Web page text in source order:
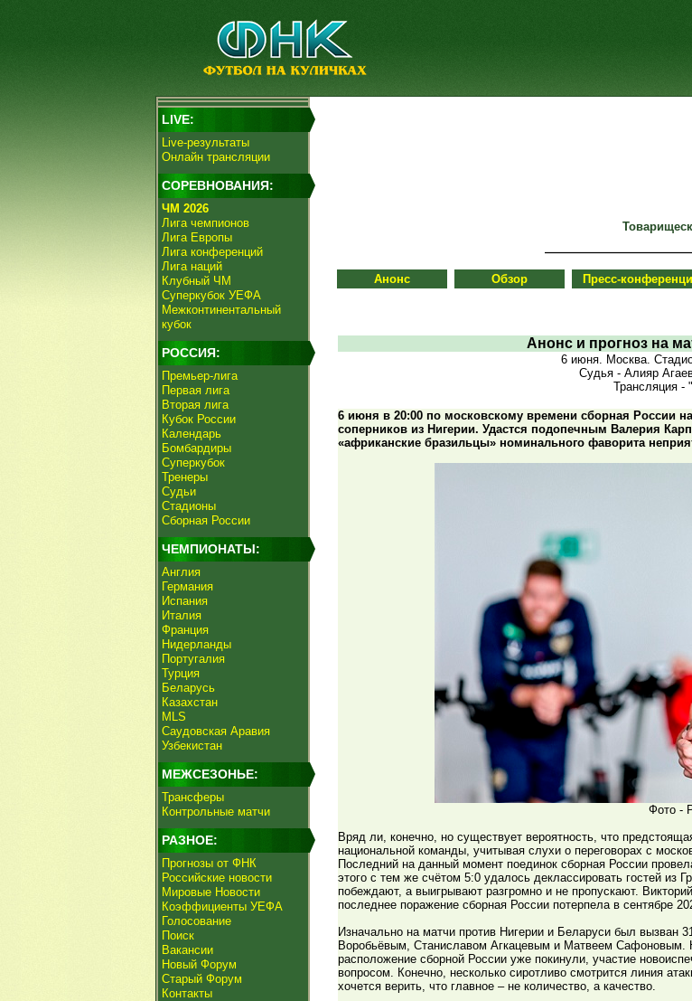
LIVE:
Live-результаты
Онлайн трансляции
СОРЕВНОВАНИЯ:
ЧМ 2026
Лига чемпионов
Лига Европы
Лига конференций
Лига наций
Клубный ЧМ
Суперкубок УЕФА
Межконтинентальный
кубок
РОССИЯ:
Премьер-лига
Первая лига
Вторая лига
Кубок России
Календарь
Бомбардиры
Суперкубок
Тренеры
Судьи
Стадионы
Сборная России
ЧЕМПИОНАТЫ:
Англия
Германия
Испания
Италия
Франция
Нидерланды
Португалия
Турция
Беларусь
Казахстан
MLS
Саудовская Аравия
Узбекистан
МЕЖСЕЗОНЬЕ:
Трансферы
Контрольные матчи
РАЗНОЕ:
Прогнозы от ФНК
Российские новости
Мировые Новости
Коэффициенты УЕФА
Голосование
Поиск
Вакансии
Новый Форум
Старый Форум
Контакты
Анонс Обзор Пресс-
Анонс и прогноз на
6 июня. Москва.
Судья - Алияр
Трансляция -
6 июня в 20:00 по московскому времени сборная России
соперников из Нигерии. Удастся подопечным Валерия
«африканские бразильцы» номинального фаворита
Фото -
Вряд ли, конечно, но существует вероятность, что
национальной команды, учитывая слухи о переговорах с
Последний на данный момент поединок сборная России
этого с тем же счётом 5:0 удалось деклассировать гостей
побеждают, а выигрывают разгромно и не пропускают.
последнее поражение сборная России потерпела в сентябре
Изначально на матчи против Нигерии и Беларуси был
Воробьёвым, Станиславом Агкацевым и Матвеем Сафоновым.
расположение сборной России уже покинули, участие
вопросом. Конечно, несколько сиротливо смотрится линия
хочется верить, что главное – не количество, а качество.